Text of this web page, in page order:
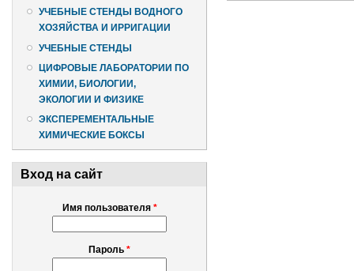
УЧЕБНЫЕ СТЕНДЫ ВОДНОГО
ХОЗЯЙСТВА И ИРРИГАЦИИ
УЧЕБНЫЕ СТЕНДЫ
ЦИФРОВЫЕ ЛАБОРАТОРИИ ПО
ХИМИИ, БИОЛОГИИ,
ЭКОЛОГИИ И ФИЗИКЕ
ЭКСПЕРЕМЕНТАЛЬНЫЕ
ХИМИЧЕСКИЕ БОКСЫ
Вход на сайт
Имя пользователя *
Пароль *